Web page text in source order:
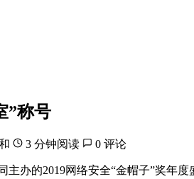
”称号
3 分钟阅读 0 评论
主办的2019网络安全“金帽子”奖